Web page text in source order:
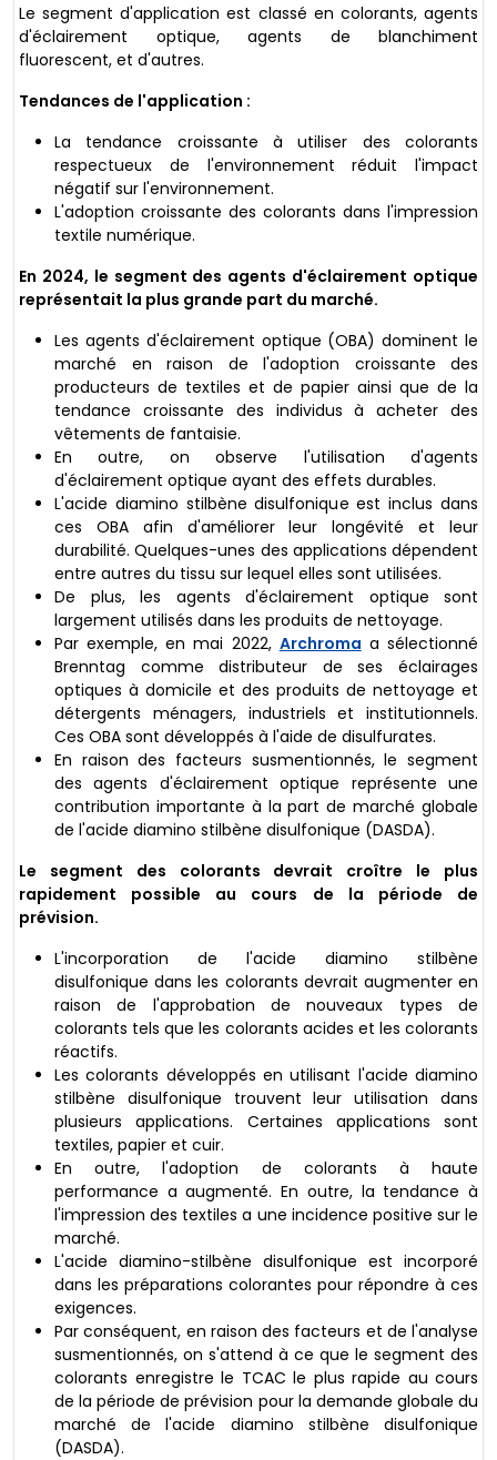
Le segment d'application est classé en colorants, agents
d'éclairement optique, agents de blanchiment
fluorescent, et d'autres.
Tendances de l'application :
La tendance croissante à utiliser des colorants
respectueux de l'environnement réduit l'impact
négatif sur l'environnement.
L'adoption croissante des colorants dans l'impression
textile numérique.
En 2024, le segment des agents d'éclairement optique
représentait la plus grande part du marché.
Les agents d'éclairement optique (OBA) dominent le
marché en raison de l'adoption croissante des
producteurs de textiles et de papier ainsi que de la
tendance croissante des individus à acheter des
vêtements de fantaisie.
En outre, on observe l'utilisation d'agents
d'éclairement optique ayant des effets durables.
L'acide diamino stilbène disulfonique est inclus dans
ces OBA afin d'améliorer leur longévité et leur
durabilité. Quelques-unes des applications dépendent
entre autres du tissu sur lequel elles sont utilisées.
De plus, les agents d'éclairement optique sont
largement utilisés dans les produits de nettoyage.
Par exemple, en mai 2022, Archroma a sélectionné
Brenntag comme distributeur de ses éclairages
optiques à domicile et des produits de nettoyage et
détergents ménagers, industriels et institutionnels.
Ces OBA sont développés à l'aide de disulfurates.
En raison des facteurs susmentionnés, le segment
des agents d'éclairement optique représente une
contribution importante à la part de marché globale
de l'acide diamino stilbène disulfonique (DASDA).
Le segment des colorants devrait croître le plus
rapidement possible au cours de la période de
prévision.
L'incorporation de l'acide diamino stilbène
disulfonique dans les colorants devrait augmenter en
raison de l'approbation de nouveaux types de
colorants tels que les colorants acides et les colorants
réactifs.
Les colorants développés en utilisant l'acide diamino
stilbène disulfonique trouvent leur utilisation dans
plusieurs applications. Certaines applications sont
textiles, papier et cuir.
En outre, l'adoption de colorants à haute
performance a augmenté. En outre, la tendance à
l'impression des textiles a une incidence positive sur le
marché.
L'acide diamino-stilbène disulfonique est incorporé
dans les préparations colorantes pour répondre à ces
exigences.
Par conséquent, en raison des facteurs et de l'analyse
susmentionnés, on s'attend à ce que le segment des
colorants enregistre le TCAC le plus rapide au cours
de la période de prévision pour la demande globale du
marché de l'acide diamino stilbène disulfonique
(DASDA).